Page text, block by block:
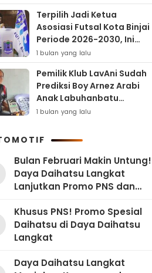
Terpilih Jadi Ketua
Asosiasi Futsal Kota Binjai
Periode 2026-2030, Ini
Target Samha Putra
Husein
1 bulan yang lalu
Pemilik Klub LavAni Sudah
Prediksi Boy Arnez Arabi
Anak Labuhanbatu
Tembus Level Asia
1 bulan yang lalu
Bulan Februari Makin Untung!
Daya Daihatsu Langkat
Lanjutkan Promo PNS dan
Khusus PNS! Promo Spesial
Daihatsu di Daya Daihatsu
Langkat
Daya Daihatsu Langkat